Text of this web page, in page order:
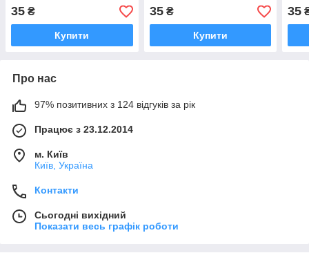
35 ₴
Купити
35₴
Купити
35
Про нас
97% позитивних з 124 відгуків за рік
Працює з 23.12.2014
м. Київ
Київ, Україна
Контакти
Сьогодні вихідний
Показати весь графік роботи